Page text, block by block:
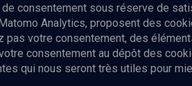
consentement sous réserve de
Analytics, proposent des
pas votre consentement, des
consentement au dépôt des
qui nous seront très utiles pour